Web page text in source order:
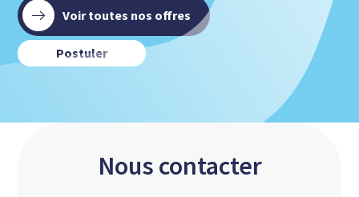
Voir toutes nos offres
Postuler
Nous contacter